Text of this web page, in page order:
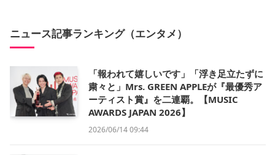
ニュース記事ランキング（エンタメ）
「報われて嬉しいです」「浮き足立たずに
粛々と」Mrs. GREEN APPLEが『最優秀ア
ーティスト賞』を二連覇。【MUSIC
AWARDS JAPAN 2026】
2026/06/14 09:44